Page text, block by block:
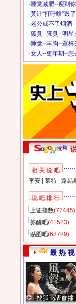
·睡觉减肥--瘦到
·莫让“打呼噜”毁
·老公戒不了烟酒
·狐臭--腋臭--明星
·睡觉--丰胸--罩杯
·女人--更年期--怎
相 关 说 吧
李安| 莱特| 路易
说 吧 排 行
上证指数(77445)
苏醒吧(41523)
贴图吧(68789)
最 热 视